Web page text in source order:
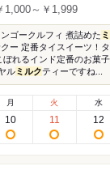
1,000～￥1,999
ゴークルフィ 煮詰めた
ー 定番タイスイーツ！
れるインド定番のお菓
ルミルクティーですね...
月
10
火
11
水
12